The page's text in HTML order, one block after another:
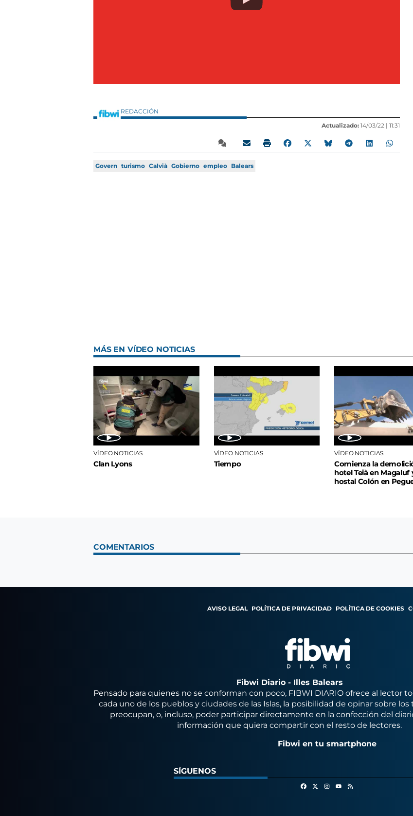
REDACCIÓN
Actualizado: 14/03/22 | 11:31
Govern turismo Calvià Gobierno empleo Balears
MÁS EN VÍDEO NOTICIAS
VÍDEO NOTICIAS
Clan Lyons
VÍDEO NOTICIAS
Tiempo
VÍDEO NOTICIAS
Comienza la
hotel Teià en Magaluf
hostal Colón en
COMENTARIOS
AVISO LEGAL POLÍTICA DE PRIVACIDAD POLÍTICA DE COOKIES
Fibwi Diario - Illes Balears
Pensado para quienes no se conforman con poco, FIBWI DIARIO ofrece al lector
cada uno de los pueblos y ciudades de las Islas, la posibilidad de opinar sobre
preocupan, o, incluso, poder participar directamente en la confección del
información que quiera compartir con el resto de lectores.
Fibwi en tu smartphone
SÍGUENOS
FacebookInstagram